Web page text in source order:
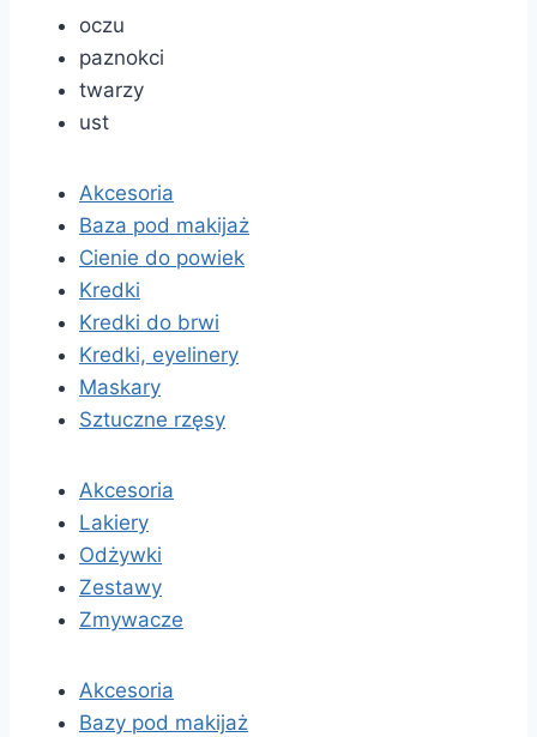
oczu
paznokci
twarzy
ust
Akcesoria
Baza pod makijaż
Cienie do powiek
Kredki
Kredki do brwi
Kredki, eyelinery
Maskary
Sztuczne rzęsy
Akcesoria
Lakiery
Odżywki
Zestawy
Zmywacze
Akcesoria
Bazy pod makijaż